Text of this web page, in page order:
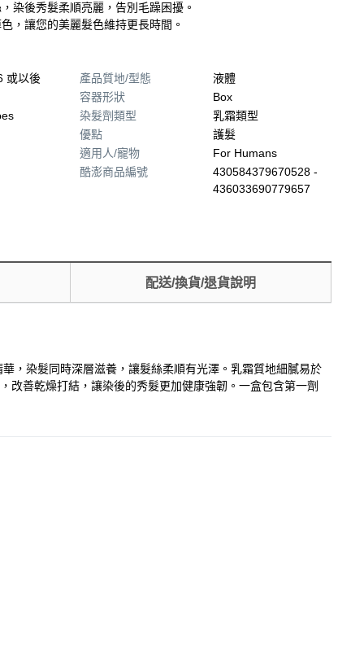
染後秀髮柔順亮麗，告別毛躁困擾。
，讓您的美麗髮色維持更長時間。
或以後
產品質地/型態
液體
容器形狀
Box
染髮劑類型
乳霜類型
優點
護髮
適用人/寵物
For Humans
酷澎商品編號
430584379670528 -
436033690779657
配送/換貨/退貨說明
，染髮同時深層滋養，讓髮絲柔順有光澤。乳霜質地細膩易於
改善乾燥打結，讓染後的秀髮更加健康強韌。一盒包含第一劑